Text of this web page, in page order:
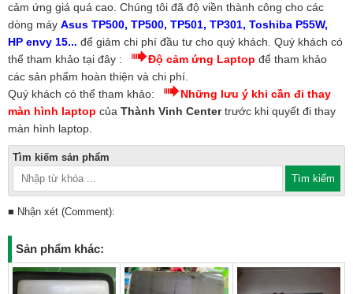
cảm ứng giá quá cao. Chúng tôi đã độ viền thành công cho các
dòng máy Asus TP500, TP500, TP501, TP301, Toshiba P55W,
HP envy 15... để giảm chi phí đầu tư cho quý khách. Quý khách có
thể tham khảo tại đây :
Độ cảm ứng Laptop để tham khảo
các sản phẩm hoàn thiện và chi phí.
Quý khách có thể tham khảo:
Những lưu ý khi cần đi thay
màn hình laptop của Thành Vinh Centertrước khi quyết đi thay
màn hình laptop.
Tìm kiếm sản phẩm
■ Nhận xét (Comment):
Sản phẩm khác: